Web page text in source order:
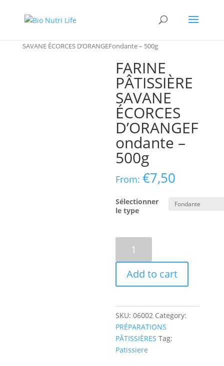
SAVANE ÉCORCES D’ORANGEFondante – 500g
FARINE
PÂTISSIÈRE
SAVANE
ÉCORCES
D’ORANGEF
ondante –
500g
From: €7,50
Sélectionner
le type
PÂTISSIÈRE
SAVANE
ÉCORCES
D’ORANGEFondante
500g
quantity
Add to cart
SKU: 06002 Category:
PRÉPARATIONS
PÂTISSIÈRES Tag:
Patissiere